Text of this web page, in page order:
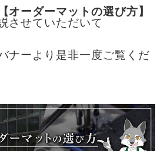
【オーダーマットの選び方】
させていただいて
ナーより是非一度ご覧くだ